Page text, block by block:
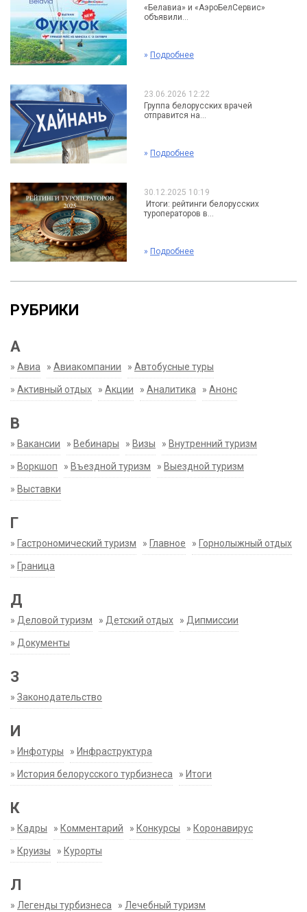
«Белавиа» и «АэроБелСервис»
объявили...
» Подробнее
23.06.2026 12:22
Группа белорусских врачей
отправится на...
» Подробнее
30.12.2025 10:19
Итоги: рейтинги белорусских
туроператоров в...
» Подробнее
РУБРИКИ
А
» Авиа » Авиакомпании » Автобусные туры
» Активный отдых » Акции » Аналитика » Анонс
В
» Вакансии » Вебинары » Визы » Внутренний туризм
» Воркшоп » Въездной туризм » Выездной туризм
» Выставки
Г
» Гастрономический туризм » Главное » Горнолыжный отдых
» Граница
Д
» Деловой туризм » Детский отдых » Дипмиссии
» Документы
З
» Законодательство
И
» Инфотуры » Инфраструктура
» История белорусского турбизнеса » Итоги
К
» Кадры » Комментарий » Конкурсы » Коронавирус
» Круизы » Курорты
Л
» Легенды турбизнеса » Лечебный туризм